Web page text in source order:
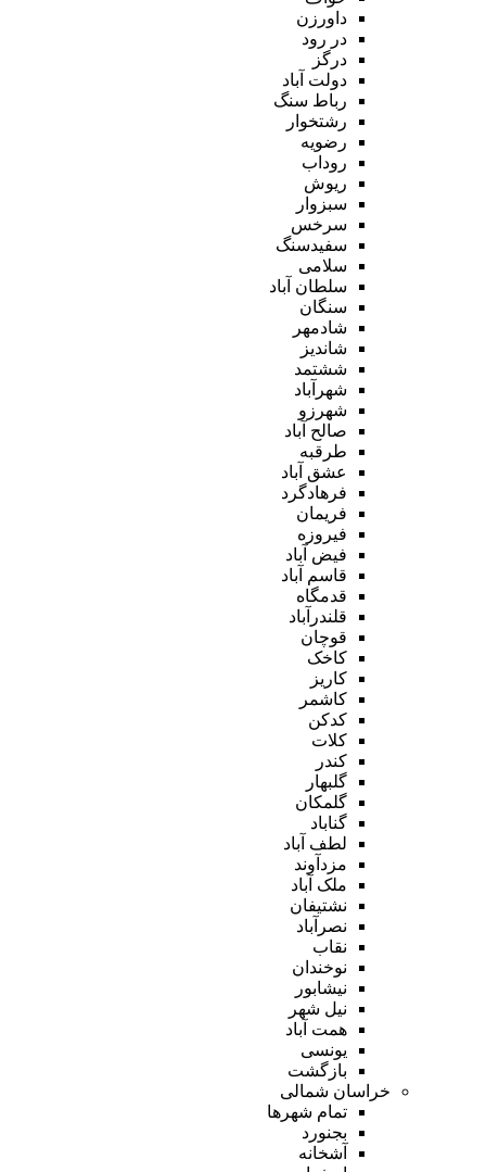
داورزن
در رود
درگز
دولت آباد
رباط سنگ
رشتخوار
رضویه
روداب
ریوش
سبزوار
سرخس
سفیدسنگ
سلامی
سلطان آباد
سنگان
شادمهر
شاندیز
ششتمد
شهرآباد
شهرزو
صالح آباد
طرقبه
عشق آباد
فرهادگرد
فریمان
فیروزه
فیض آباد
قاسم آباد
قدمگاه
قلندرآباد
قوچان
کاخک
کاریز
کاشمر
کدکن
کلات
کندر
گلبهار
گلمکان
گناباد
لطف آباد
مزدآوند
ملک آباد
نشتیفان
نصرآباد
نقاب
نوخندان
نیشابور
نیل شهر
همت آباد
یونسی
بازگشت
خراسان شمالی
تمام شهر‌ها
بجنورد
آشخانه